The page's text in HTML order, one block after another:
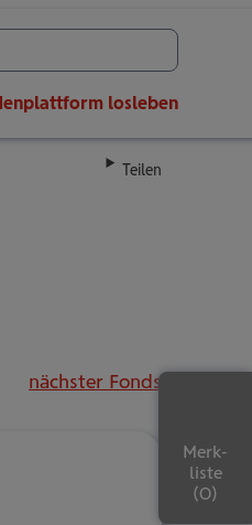
losleben
Teilen
nächster Fonds
Merk-
liste